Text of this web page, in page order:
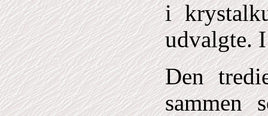
i
udvalgte.
Den
sammen